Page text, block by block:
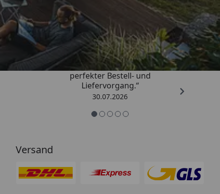
Trusted Shops
4,76/ 5
„Qualitativ sehr gute Ware und ein
perfekter Bestell- und
Liefervorgang.“
30.07.2026
Versand